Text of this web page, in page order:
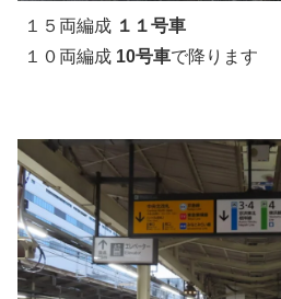
１５両編成 １１号車
１０両編成 10号車で降ります